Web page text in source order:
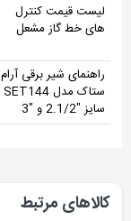
لیست قیمت کنترل
های خط گاز مشعل
راهنمای شیر برقی آرام
ستاک مدل SET144
سایز "2.1/2 و "3
کالاهای مرتبط